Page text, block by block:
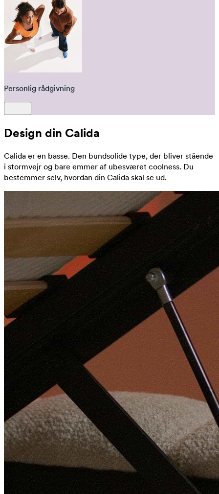
Personlig rådgivning
Design din Calida
Calida er en basse. Den bundsolide type, der bliver stående
i stormvejr og bare emmer af ubesværet coolness. Du
bestemmer selv, hvordan din Calida skal se ud.